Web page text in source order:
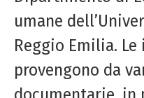
umane
Reggio Emilia.
provengono da